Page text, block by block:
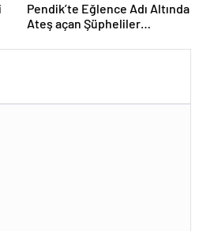
Pendik’te Eğlence Adı Altında
Ateş açan Şüpheliler